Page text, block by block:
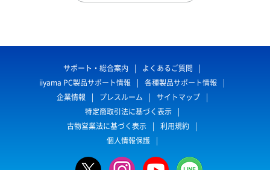
サポート・総合案内
よくあるご質問
iiyama PC製品サポート情報
各種製品サポート情報
企業情報
プレスルーム
サイトマップ
特定商取引法に基づく表示
古物営業法に基づく表示
利用規約
個人情報保護